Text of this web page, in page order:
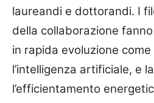
laureandi e dottorandi. I
della collaborazione
in rapida evoluzione
l’intelligenza artificiale, e
l’efficientamento